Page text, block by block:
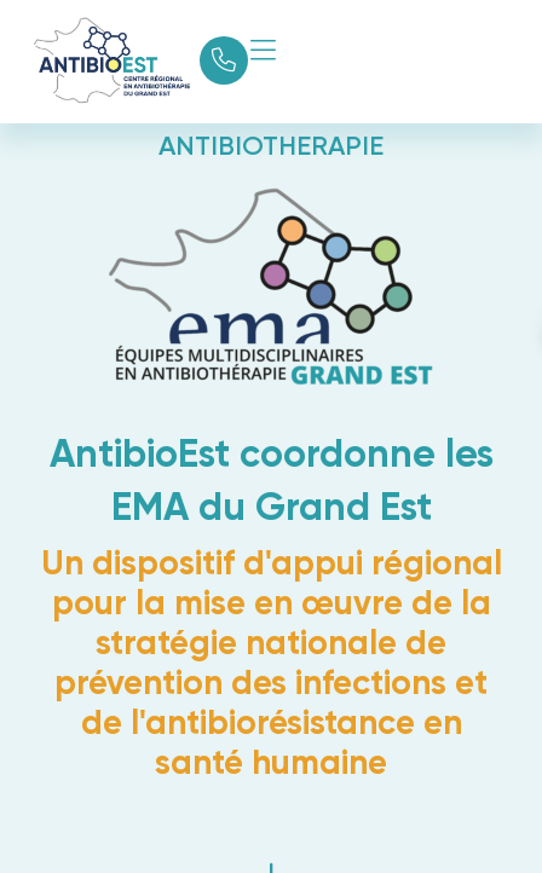
EQUIPES MULTIDISCIPLINAIRES EN
ANTIBIOTHERAPIE
AntibioEst coordonne les
EMA du Grand Est
Un dispositif d'appui régional
pour la mise en œuvre de la
stratégie nationale de
prévention des infections et
de l'antibiorésistance en
santé humaine